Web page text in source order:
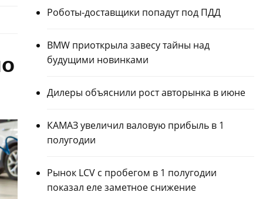
Роботы-доставщики попадут под ПДД
BMW приоткрыла завесу тайны над
будущими новинками
Дилеры объяснили рост авторынка в июне
КАМАЗ увеличил валовую прибыль в 1
полугодии
Рынок LCV с пробегом в 1 полугодии
показал еле заметное снижение